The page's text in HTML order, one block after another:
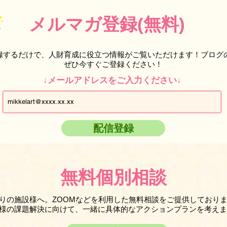
メルマガ登録(無料)
るだけで、人財育成に役立つ情報がご覧いただけます！ブログ
ぜひ今すぐご登録ください！
↓メールアドレスをご入力ください↓
配信登録
無料個別相談
の施設様へ。ZOOMなどを利用した無料相談をご提供しており
の課題解決に向けて、一緒に具体的なアクションプランを考え